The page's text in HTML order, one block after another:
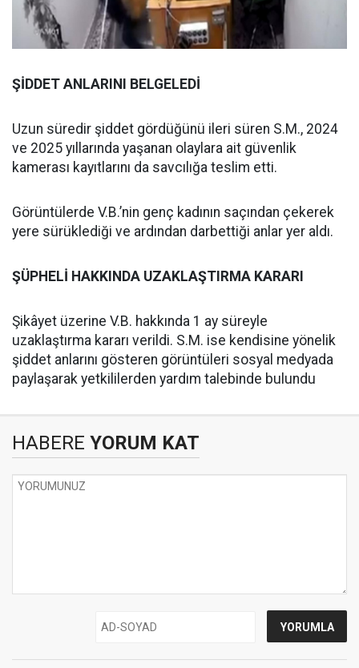
ŞİDDET ANLARINI BELGELEDİ
Uzun süredir şiddet gördüğünü ileri süren S.M., 2024
ve 2025 yıllarında yaşanan olaylara ait güvenlik
kamerası kayıtlarını da savcılığa teslim etti.
Görüntülerde V.B.’nin genç kadının saçından çekerek
yere sürüklediği ve ardından darbettiği anlar yer aldı.
ŞÜPHELİ HAKKINDA UZAKLAŞTIRMA KARARI
Şikâyet üzerine V.B. hakkında 1 ay süreyle
uzaklaştırma kararı verildi. S.M. ise kendisine yönelik
şiddet anlarını gösteren görüntüleri sosyal medyada
paylaşarak yetkililerden yardım talebinde bulundu
HABERE YORUM KAT